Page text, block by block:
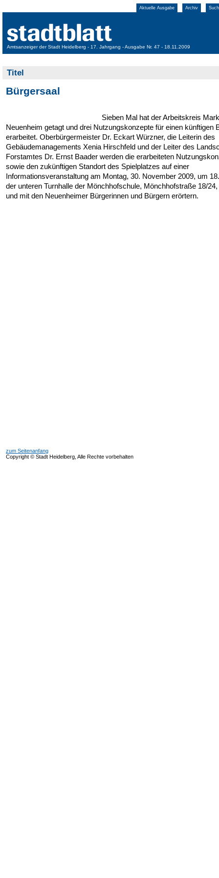
Aktuelle Ausgabe Archiv
Amtsanzeiger der Stadt Heidelberg - 17. Jahrgang - Ausgabe Nr. 47 - 18.11.2009
Titel
Bürgersaal
Sieben Mal hat der Arbeitskreis
Neuenheim getagt und drei Nutzungskonzepte für einen künftigen
erarbeitet. Oberbürgermeister Dr. Eckart Würzner, die Leiterin des
Gebäudemanagements Xenia Hirschfeld und der Leiter des
Forstamtes Dr. Ernst Baader werden die erarbeiteten
sowie den zukünftigen Standort des Spielplatzes auf einer
Informationsveranstaltung am Montag, 30. November 2009, um
der unteren Turnhalle der Mönchhofschule, Mönchhofstraße 18/
und mit den Neuenheimer Bürgerinnen und Bürgern erörtern.
zum Seitenanfang
Copyright © Stadt Heidelberg, Alle Rechte vorbehalten